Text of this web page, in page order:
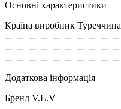
Основні характеристики
Країна виробник Туреччина
Додаткова інформація
Бренд V.L.V